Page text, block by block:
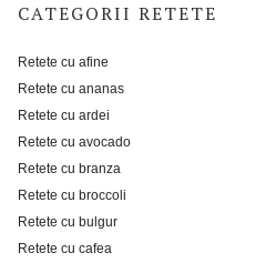
CATEGORII RETETE
Retete cu afine
Retete cu ananas
Retete cu ardei
Retete cu avocado
Retete cu branza
Retete cu broccoli
Retete cu bulgur
Retete cu cafea